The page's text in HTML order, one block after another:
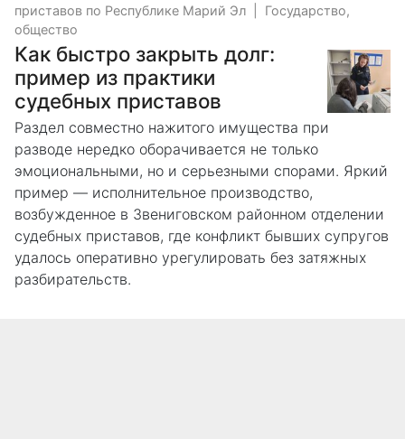
приставов по Республике Марий Эл
Государство,
общество
Как быстро закрыть долг:
пример из практики
судебных приставов
Раздел совместно нажитого имущества при
разводе нередко оборачивается не только
эмоциональными, но и серьезными спорами. Яркий
пример — исполнительное производство,
возбужденное в Звениговском районном отделении
судебных приставов, где конфликт бывших супругов
удалось оперативно урегулировать без затяжных
разбирательств.